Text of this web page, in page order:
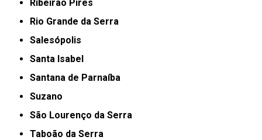
Ribeirão Pires
Rio Grande da Serra
Salesópolis
Santa Isabel
Santana de Parnaíba
Suzano
São Lourenço da Serra
Taboão da Serra